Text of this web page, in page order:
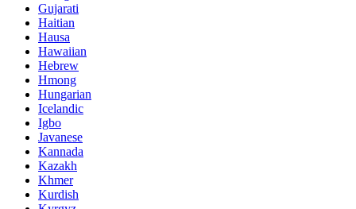
Gujarati
Haitian
Hausa
Hawaiian
Hebrew
Hmong
Hungarian
Icelandic
Igbo
Javanese
Kannada
Kazakh
Khmer
Kurdish